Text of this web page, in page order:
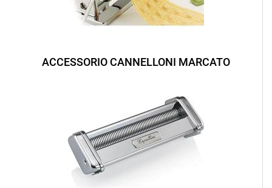
ACCESSORIO CANNELLONI MARCATO